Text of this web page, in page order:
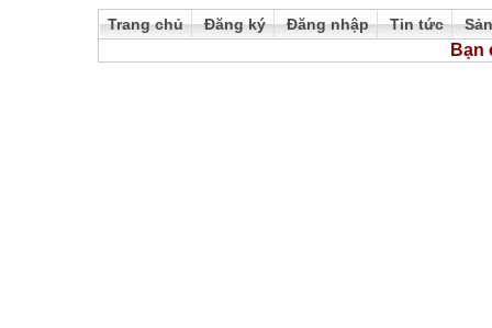
Trang chủ Đăng ký Đăng nhập Tin tức
Bạn